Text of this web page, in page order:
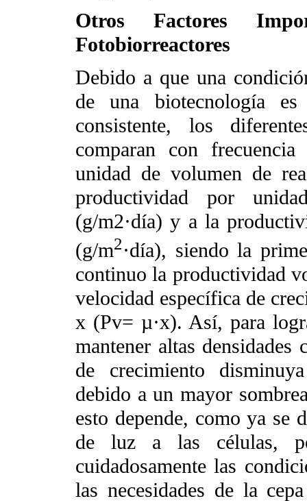
Otros Factores
Fotobiorreactores
Debido a que una
de una biotecnología
consistente, los
comparan con
unidad de volumen de
productividad por
(g/m2·día) y a la
(g/m2·día), siendo la
continuo la productividad
velocidad específica de
x (Pv= µ·x). Así, para
mantener altas
de crecimiento
debido a un mayor
esto depende, como ya se
de luz a las células,
cuidadosamente las
las necesidades de la